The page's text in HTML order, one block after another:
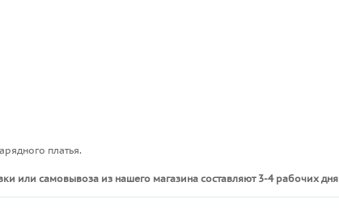
платья.
или самовывоза из нашего магазина составляют 3-4 рабочих дня